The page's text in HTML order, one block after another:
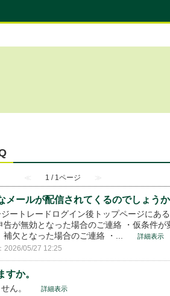
≪ 1 / 1ページ ≫
ールが配信されてくるのでしょうか
ートレードログイン後トップページにあ
が無効となった場合のご連絡 ・仮条件
欠となった場合のご連絡 ・...
詳細表示
2026/05/27 12:25
か。
ん。 詳細表示